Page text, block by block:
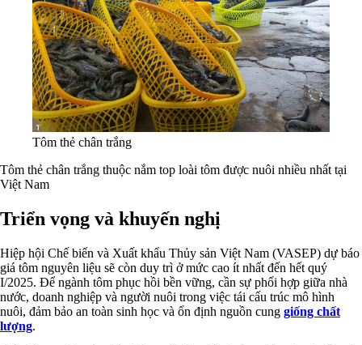
Tôm thẻ chân trắng
Tôm thẻ chân trắng thuộc nắm top loài tôm được nuôi nhiều nhất tại
Việt Nam
Triển vọng và khuyến nghị
Hiệp hội Chế biến và Xuất khẩu Thủy sản Việt Nam (VASEP) dự báo
giá tôm nguyên liệu sẽ còn duy trì ở mức cao ít nhất đến hết quý
I/2025. Để ngành tôm phục hồi bền vững, cần sự phối hợp giữa nhà
nước, doanh nghiệp và người nuôi trong việc tái cấu trúc mô hình
nuôi, đảm bảo an toàn sinh học và ổn định nguồn cung giống chất
lượng.